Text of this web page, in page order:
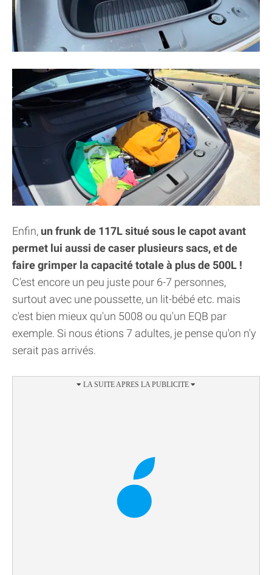
Enfin, un frunk de 117L situé sous le capot avant
permet lui aussi de caser plusieurs sacs, et de
faire grimper la capacité totale à plus de 500L !
C'est encore un peu juste pour 6-7 personnes,
surtout avec une poussette, un lit-bébé etc. mais
c'est bien mieux qu'un 5008 ou qu'un EQB par
exemple. Si nous étions 7 adultes, je pense qu'on n'y
serait pas arrivés.